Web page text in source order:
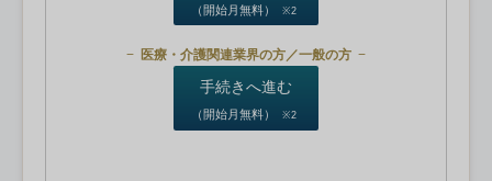
（開始月無料） ※2
医療・介護関連業界の方／一般の方
手続きへ進む
（開始月無料） ※2